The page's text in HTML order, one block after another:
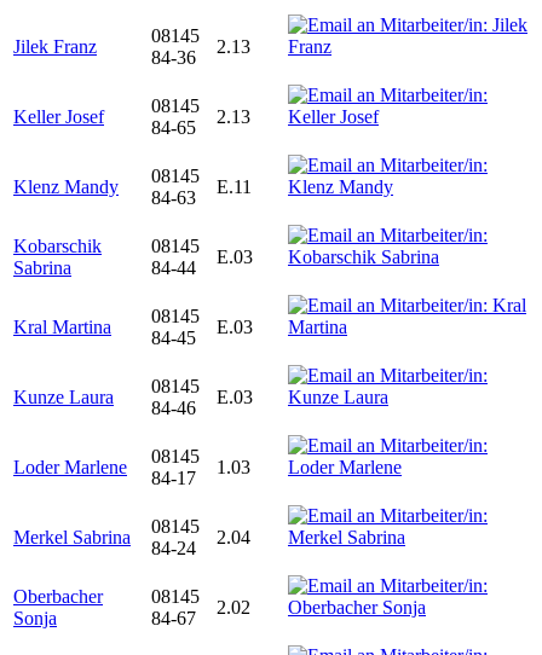
Jilek Franz
08145
84-36
2.13
Keller Josef
08145
84-65
2.13
Klenz Mandy
08145
84-63
E.11
Kobarschik
Sabrina
08145
84-44
E.03
Kral Martina
08145
84-45
E.03
Kunze Laura
08145
84-46
E.03
Loder Marlene
08145
84-17
1.03
Merkel Sabrina
08145
84-24
2.04
Oberbacher
Sonja
08145
84-67
2.02